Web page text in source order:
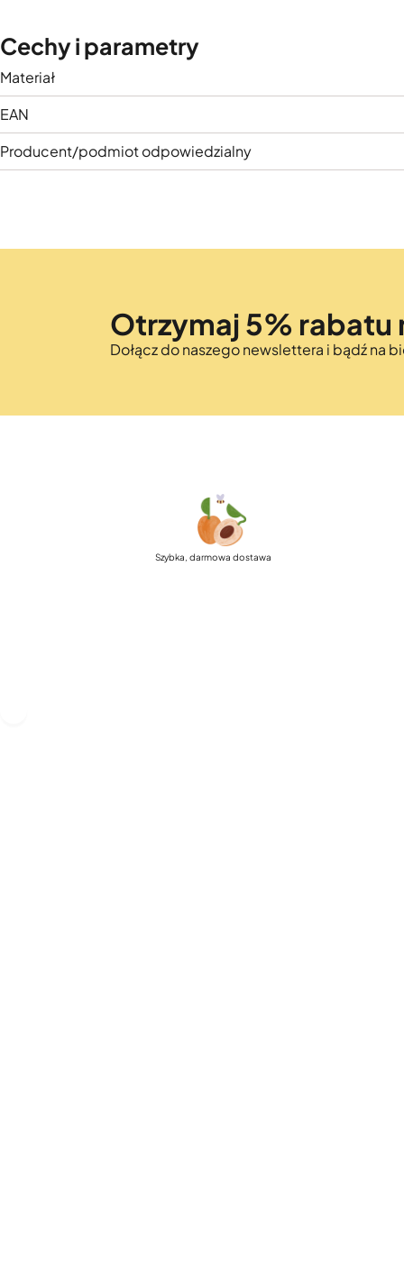
Cechy i parametry
Materiał
EAN
Producent/podmiot odpowiedzialny
Otrzymaj 5% rabatu
Dołącz do naszego newslettera i bądź na
Szybka, darmowa dostawa